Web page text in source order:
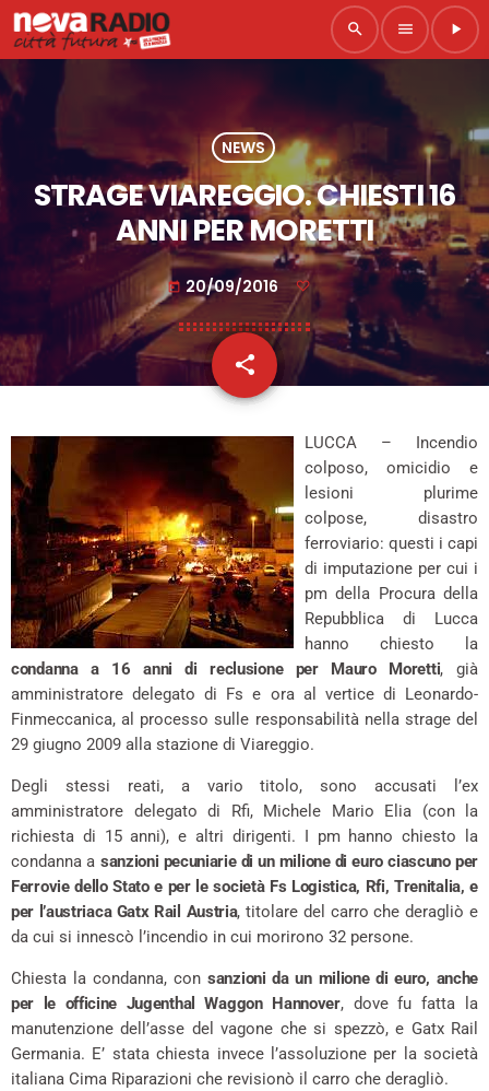
search menu play_arrow
NEWS
STRAGE VIAREGGIO. CHIESTI 16
ANNI PER MORETTI
today 20/09/2016
share
email
LUCCA – Incendio
colposo, omicidio e
lesioni plurime
colpose, disastro
ferroviario: questi i capi
di imputazione per cui i
pm della Procura della
Repubblica di Lucca
hanno chiesto la
condanna a 16 anni di reclusione per Mauro Moretti, già
amministratore delegato di Fs e ora al vertice di Leonardo-
Finmeccanica, al processo sulle responsabilità nella strage del
29 giugno 2009 alla stazione di Viareggio.
Degli stessi reati, a vario titolo, sono accusati l’ex
amministratore delegato di Rfi, Michele Mario Elia (con la
richiesta di 15 anni), e altri dirigenti. I pm hanno chiesto la
condanna a sanzioni pecuniarie di un milione di euro ciascuno per
Ferrovie dello Stato e per le società Fs Logistica, Rfi, Trenitalia, e
per l’austriaca Gatx Rail Austria, titolare del carro che deragliò e
da cui si innescò l’incendio in cui morirono 32 persone.
Chiesta la condanna, consanzioni da un milione di euro, anche
per le officine Jugenthal Waggon Hannover, dove fu fatta la
manutenzione dell’asse del vagone che si spezzò, e Gatx Rail
Germania. E’ stata chiesta invece l’assoluzione per la società
italiana Cima Riparazioni che revisionò il carro che deragliò.